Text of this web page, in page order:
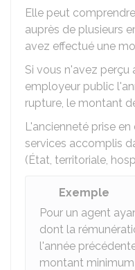
Elle peut
auprès de plusieurs
avez effectué une
Si vous n'avez perçu
employeur public
rupture, le montant
L'ancienneté prise
services accomplis
(État, territoriale,
Exemple
Pour un agent
dont la
l'année
montant